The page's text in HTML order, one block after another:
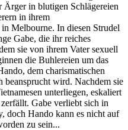
Ärger in blutigen Schlägereien
in ihrem
Melbourne. In diesen Strudel
Gabe, die ihr reiches
sie von ihrem Vater sexuell
die Buhlereien um das
dem charismatischen
wird. Nachdem sie
unterliegen, eskaliert
Gabe verliebt sich in
doch Hando kann es nicht auf
zu sein...